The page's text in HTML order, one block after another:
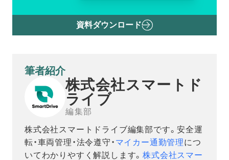
資料ダウンロード
筆者紹介
株式会社スマートド
ライブ
編集部
株式会社スマートドライブ編集部です。安全運
転・車両管理・法令遵守・ マイカー通勤管理につ
いてわかりやすく解説します。株式会社スマー